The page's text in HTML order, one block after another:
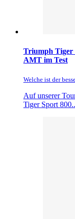
Triumph Tiger
AMT im Test
Welche ist der
Auf unserer
Tiger Sport